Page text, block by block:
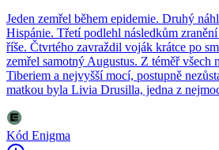
Jeden zemřel během epidemie. Druhý
Hispánie. Třetí podlehl následkům
říše. Čtvrtého zavraždil voják krátce po
zemřel samotný Augustus. Z téměř všech
Tiberiem a nejvyšší mocí, postupně
matkou byla Livia Drusilla, jedna z
Kód Enigma